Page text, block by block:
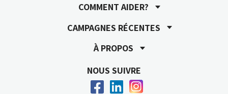
COMMENT AIDER?
CAMPAGNES RÉCENTES
À PROPOS
NOUS SUIVRE